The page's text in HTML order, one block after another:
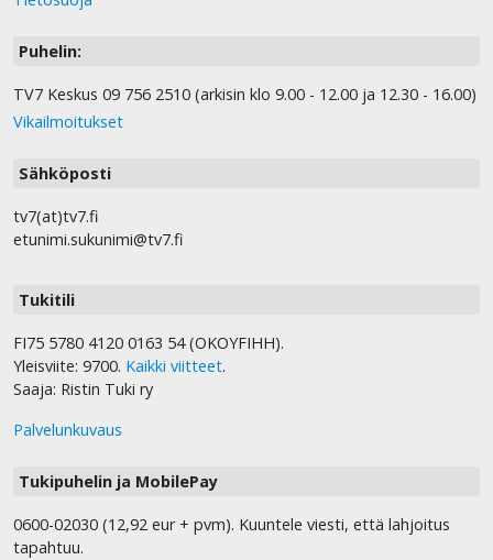
Puhelin:
TV7 Keskus 09 756 2510 (arkisin klo 9.00 - 12.00 ja 12.30 - 16.00)
Vikailmoitukset
Sähköposti
tv7(at)tv7.fi
etunimi.sukunimi@tv7.fi
Tukitili
FI75 5780 4120 0163 54 (OKOYFIHH).
Yleisviite: 9700. Kaikki viitteet.
Saaja: Ristin Tuki ry
Palvelunkuvaus
Tukipuhelin ja MobilePay
0600-02030 (12,92 eur + pvm). Kuuntele viesti, että lahjoitus
tapahtuu.